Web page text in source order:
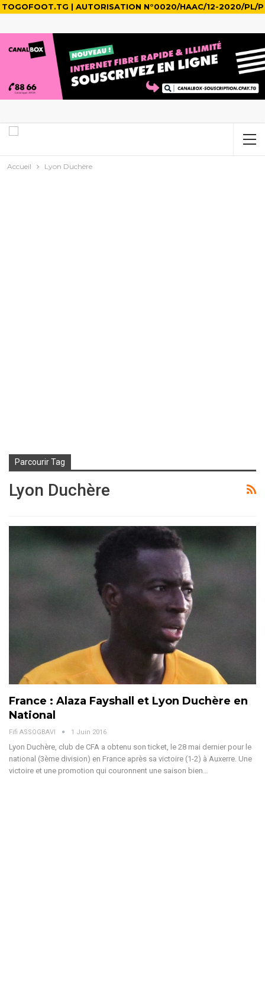
TOGOFOOT.TG | AUTORISATION N°0020/HAAC/12-2020/PL/P
Accueil Lyon Duchère
Parcourir Tag
Lyon Duchère
France : Alaza Fayshall et Lyon Duchère en
National
Fifi ASSOGBAVI 1 Juin 2016
Lyon Duchère, club de CFA a obtenu son ticket, le 28 mai dernier pour le
national (3ème division) en France après sa victoire (1-2) à Auxerre. Une
victoire et une promotion qui couronnent une saison bien…